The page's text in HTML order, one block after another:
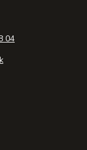
04